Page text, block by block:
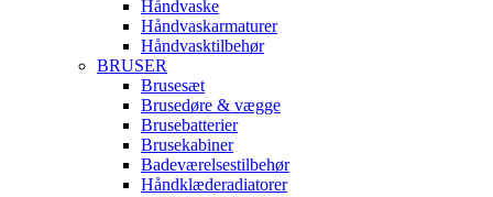
Håndvaske
Håndvaskarmaturer
Håndvasktilbehør
BRUSER
Brusesæt
Brusedøre & vægge
Brusebatterier
Brusekabiner
Badeværelsestilbehør
Håndklæderadiatorer